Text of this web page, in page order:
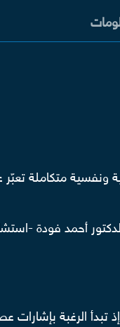
ونفسية متكاملة تعبّر
أحمد فودة -
تبدأ الرغبة